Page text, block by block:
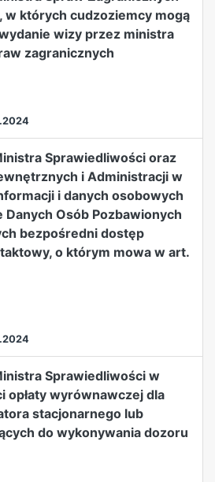
w których cudzoziemcy mogą
wizy przez ministra
zagranicznych
Sprawiedliwości oraz
i Administracji w
i danych osobowych
Danych Osób Pozbawionych
bezpośredni dostęp
o którym mowa w art.
Sprawiedliwości w
opłaty wyrównawczej dla
stacjonarnego lub
do wykonywania dozoru